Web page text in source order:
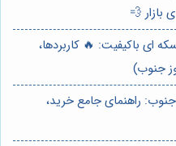
بازار 💨
ای باکیفیت: 🔥 کاربردها،
جنوب)
جنوب: راهنمای جامع خرید،